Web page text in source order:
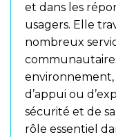
et dans les
usagers. Elle
nombreux
environnement,
d’appui ou
sécurité et de
rôle essentiel